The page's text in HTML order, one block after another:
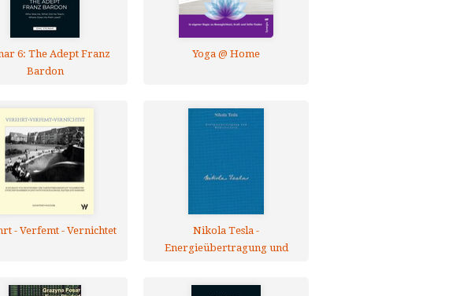
6: The Adept Franz
Bardon
Yoga @ Home
- Verfemt - Vernichtet
Nikola Tesla -
Energieübertragung und